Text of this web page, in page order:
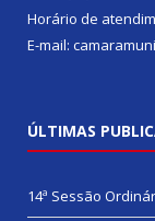
Horário de
E-mail:
ÚLTIMAS
14ª Sessão